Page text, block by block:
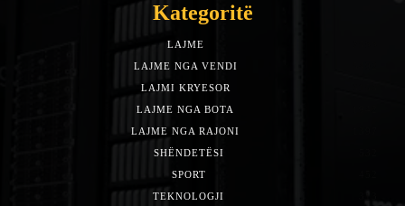
Kategoritë
LAJME
LAJME NGA VENDI
LAJMI KRYESOR
LAJME NGA BOTA
LAJME NGA RAJONI
SHËNDETËSI
SPORT
TEKNOLOGJI